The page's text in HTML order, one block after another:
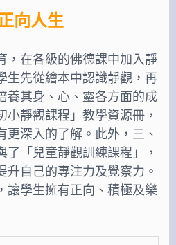
向人生
，在各級的佛德課中加入靜
生先從繪本中認識靜觀，再
養其身、心、靈各方面的成
小靜觀課程」教學資源冊，
更深入的了解。此外，三、
了「兒童靜觀訓練課程」，
升自己的專注力及覺察力。
讓學生擁有正向、積極及樂